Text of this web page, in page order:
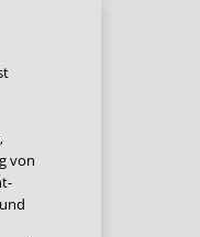
von